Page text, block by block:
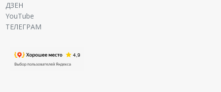
ДЗЕН
YouTube
ТЕЛЕГРАМ